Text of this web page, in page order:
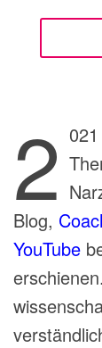
2
Blog,
YouTube